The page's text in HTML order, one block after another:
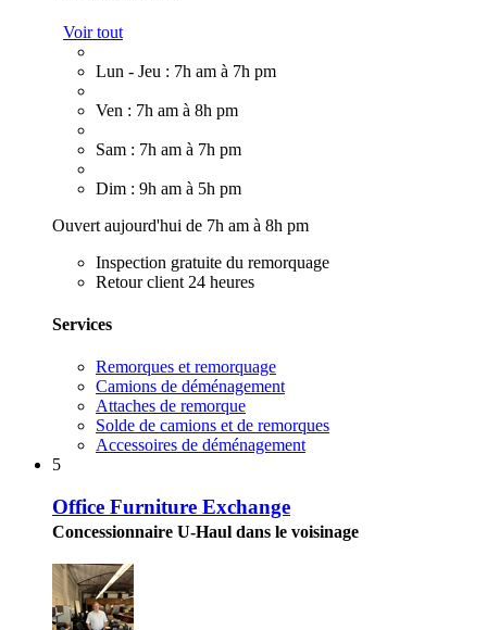
Voir tout
Lun - Jeu : 7h am à 7h pm
Ven : 7h am à 8h pm
Sam : 7h am à 7h pm
Dim : 9h am à 5h pm
Ouvert aujourd'hui de 7h am à 8h pm
Inspection gratuite du remorquage
Retour client 24 heures
Services
Remorques et remorquage
Camions de déménagement
Attaches de remorque
Solde de camions et de remorques
Accessoires de déménagement
5
Office Furniture Exchange
Concessionnaire U-Haul dans le voisinage